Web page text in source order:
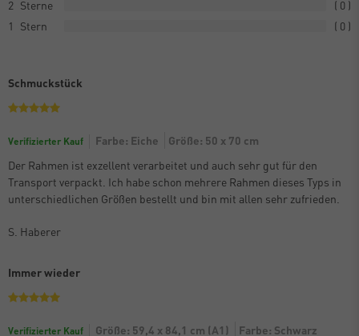
2
0
1
0
Schmuckstück
Verifizierter Kauf Farbe: Eiche
Größe: 50 x 70 cm
Der Rahmen ist exzellent verarbeitet und auch sehr gut für den
Transport verpackt. Ich habe schon mehrere Rahmen dieses Typs in
unterschiedlichen Größen bestellt und bin mit allen sehr zufrieden.
S. Haberer
Immer wieder
Verifizierter Kauf Größe: 59,4 x 84,1 cm (A1) Farbe: Schwarz